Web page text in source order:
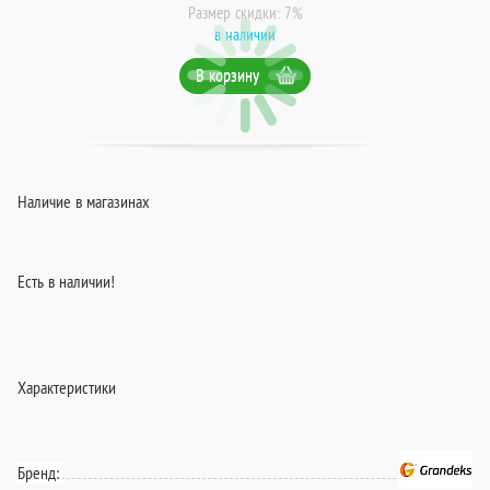
Размер скидки: 7%
в наличии
В корзину
Наличие в магазинах
Есть в наличии!
Характеристики
Бренд: